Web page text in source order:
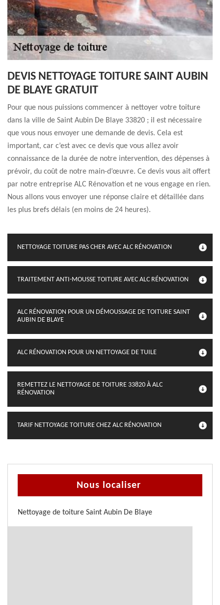
DEVIS NETTOYAGE TOITURE SAINT AUBIN
DE BLAYE GRATUIT
Pour que nous puissions commencer à nettoyer votre toiture
dans la ville de Saint Aubin De Blaye 33820 ; il est nécessaire
que vous nous envoyer une demande de devis. Cela est
important, car c’est avec ce devis que vous allez avoir
connaissance de la durée de notre intervention, des dépenses à
prévoir, du coût de notre main-d’œuvre. Ce devis vous ait offert
par notre entreprise ALC Rénovation et ne vous engage en rien.
Nous allons vous envoyer une réponse claire et détaillée dans
les plus brefs délais (en moins de 24 heures).
NETTOYAGE TOITURE PAS CHER AVEC ALC RÉNOVATION
TRAITEMENT ANTI-MOUSSE TOITURE AVEC ALC RÉNOVATION
ALC RÉNOVATION POUR UN DÉMOUSSAGE DE TOITURE SAINT
AUBIN DE BLAYE
ALC RÉNOVATION POUR UN NETTOYAGE DE TUILE
REMETTEZ LE NETTOYAGE DE TOITURE 33820 À ALC
RÉNOVATION
TARIF NETTOYAGE TOITURE CHEZ ALC RÉNOVATION
Nous localiser
Nettoyage de toiture Saint Aubin De Blaye